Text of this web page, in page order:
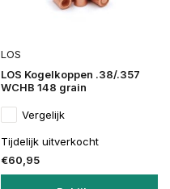
LOS
LOS Kogelkoppen .38/.357
WCHB 148 grain
Vergelijk
Tijdelijk uitverkocht
€60,95